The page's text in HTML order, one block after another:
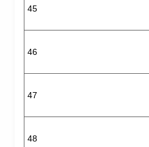
45
46
47
48